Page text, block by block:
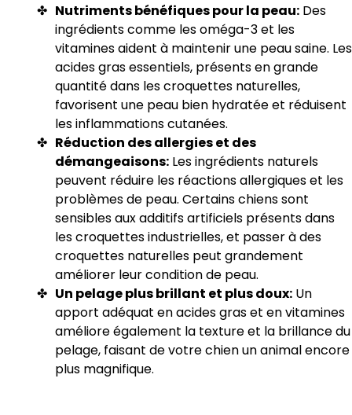
Nutriments bénéfiques pour la peau: Des
ingrédients comme les oméga-3 et les
vitamines aident à maintenir une peau saine. Les
acides gras essentiels, présents en grande
quantité dans les croquettes naturelles,
favorisent une peau bien hydratée et réduisent
les inflammations cutanées.
Réduction des allergies et des
démangeaisons: Les ingrédients naturels
peuvent réduire les réactions allergiques et les
problèmes de peau. Certains chiens sont
sensibles aux additifs artificiels présents dans
les croquettes industrielles, et passer à des
croquettes naturelles peut grandement
améliorer leur condition de peau.
Un pelage plus brillant et plus doux: Un
apport adéquat en acides gras et en vitamines
améliore également la texture et la brillance du
pelage, faisant de votre chien un animal encore
plus magnifique.